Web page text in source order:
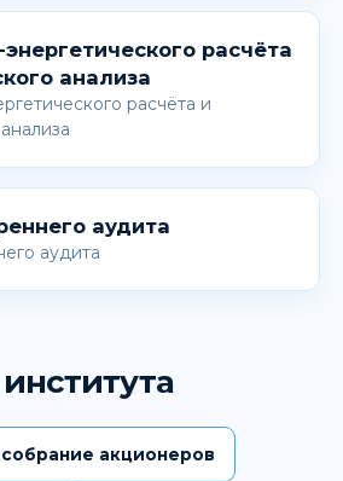
расчёта
анализа
расчёта и
аудита
аудита
акционеров